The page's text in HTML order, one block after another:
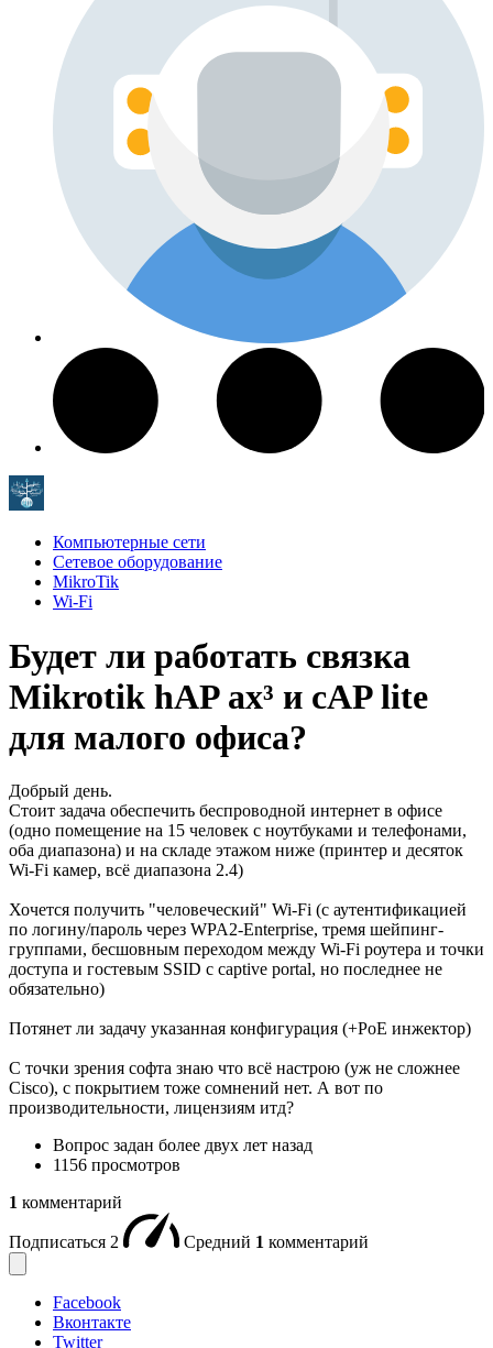
Компьютерные сети
Сетевое оборудование
MikroTik
Wi-Fi
Будет ли работать связка
Mikrotik hAP ax³ и cAP lite
для малого офиса?
Добрый день.
Стоит задача обеспечить беспроводной интернет в офисе
(одно помещение на 15 человек с ноутбуками и телефонами,
оба диапазона) и на складе этажом ниже (принтер и десяток
Wi-Fi камер, всё диапазона 2.4)
Хочется получить "человеческий" Wi-Fi (c аутентификацией
по логину/пароль через WPA2-Enterprise, тремя шейпинг-
группами, бесшовным переходом между Wi-Fi роутера и точки
доступа и гостевым SSID с captive portal, но последнее не
обязательно)
Потянет ли задачу указанная конфигурация (+PoE инжектор)
С точки зрения софта знаю что всё настрою (уж не сложнее
Cisco), с покрытием тоже сомнений нет. А вот по
производительности, лицензиям итд?
Вопрос задан более двух лет назад
1156 просмотров
1 комментарий
Подписаться 2 Средний 1 комментарий
Facebook
Вконтакте
Twitter